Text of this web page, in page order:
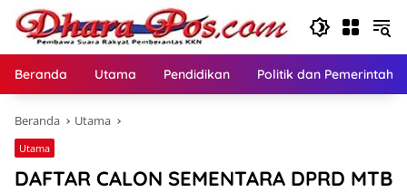
Langsung
konten
Beranda Utama Pendidikan Politik dan
Beranda Utama
Utama
DAFTAR CALON SEMENTARA DPRD MTB